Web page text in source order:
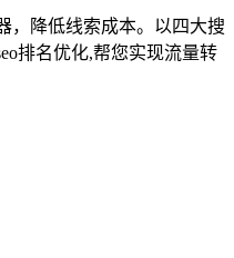
，降低线索成本。以四大搜
排名优化,帮您实现流量转